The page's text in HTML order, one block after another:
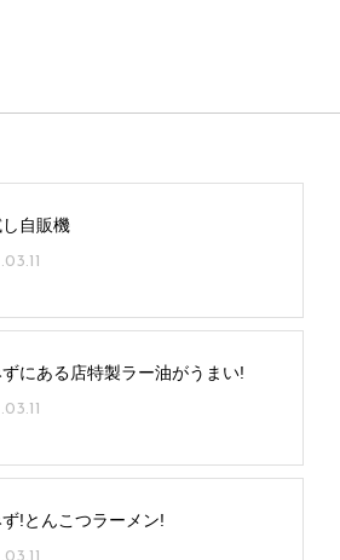
自販機
ずにある店特製ラー油がうまい!
ず!とんこつラーメン!